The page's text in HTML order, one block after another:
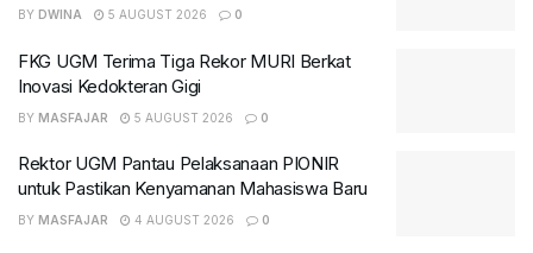
BY DWINA 5 AUGUST 2026 0
FKG UGM Terima Tiga Rekor MURI Berkat
Inovasi Kedokteran Gigi
BY MASFAJAR 5 AUGUST 2026 0
Rektor UGM Pantau Pelaksanaan PIONIR
untuk Pastikan Kenyamanan Mahasiswa Baru
BY MASFAJAR 4 AUGUST 2026 0